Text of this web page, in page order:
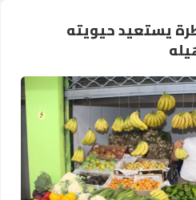
يستعيد حيويته